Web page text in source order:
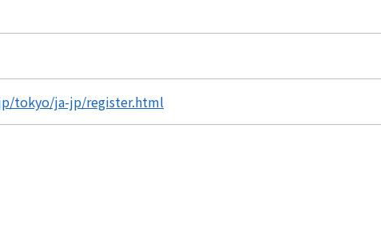
tokyo/ja-jp/register.html